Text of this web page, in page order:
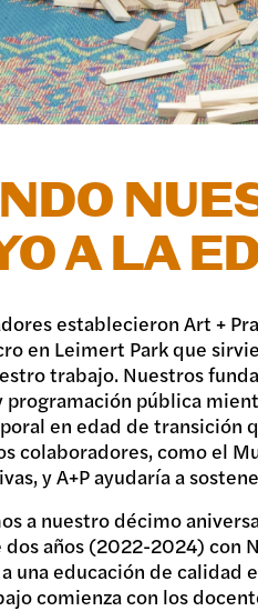
A LA
establecieron Art +
en Leimert Park que
trabajo. Nuestros
pública
en edad de transición
colaboradores, como el
y A+P ayudaría a
a nuestro décimo
años (2022-2024) con
una educación de
comienza con los